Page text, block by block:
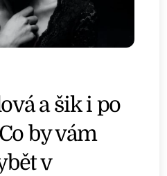
a šik i po
by vám
v